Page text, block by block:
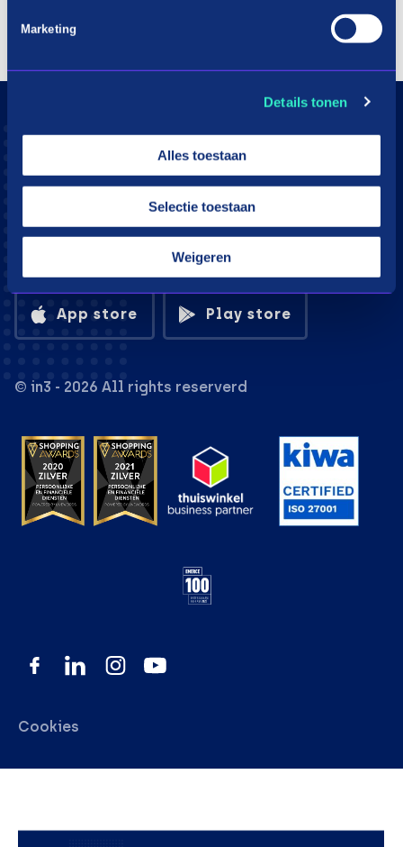
Marketing
Details tonen
Alles toestaan
Selectie toestaan
Weigeren
Download the in3 app
App store Play store
© in3 - 2026 All rights reserverd
Cookies